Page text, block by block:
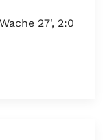
27', 2:0